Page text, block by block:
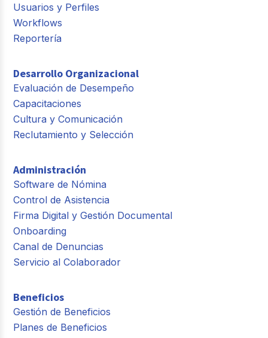
Usuarios y Perfiles
Workflows
Reportería
Desarrollo Organizacional
Evaluación de Desempeño
Capacitaciones
Cultura y Comunicación
Reclutamiento y Selección
Administración
Software de Nómina
Control de Asistencia
Firma Digital y Gestión Documental
Onboarding
Canal de Denuncias
Servicio al Colaborador
Beneficios
Gestión de Beneficios
Planes de Beneficios